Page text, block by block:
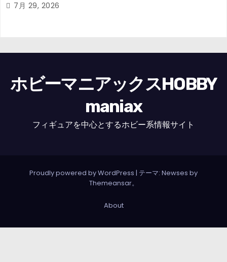
7月 29, 2026
ホビーマニアックスHOBBY
maniax
フィギュアを中心とするホビー系情報サイト
Proudly powered by WordPress | テーマ: Newses by
Themeansar。
About